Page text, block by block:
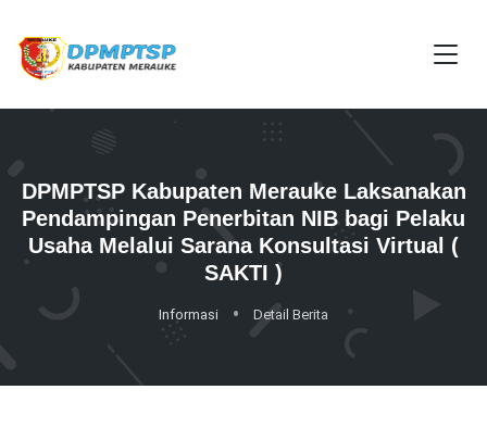
DPMPTSP Kabupaten Merauke Laksanakan
Pendampingan Penerbitan NIB bagi Pelaku
Usaha Melalui Sarana Konsultasi Virtual (
SAKTI )
Informasi Detail Berita